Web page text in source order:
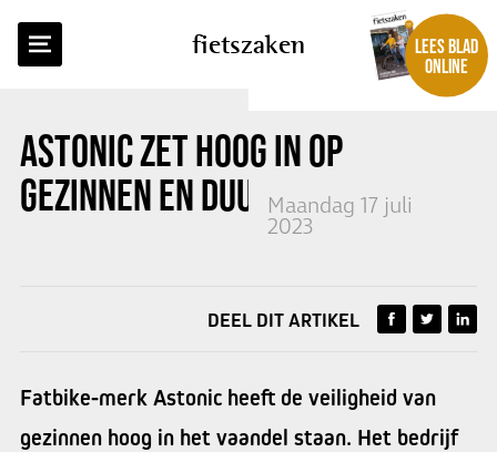
fietszaken
LEES BLAD
ONLINE
ASTONIC ZET HOOG IN OP
GEZINNEN EN DUURZAAMHEID
Maandag 17 juli
2023
TERUG NAAR OVERZICHT
DEEL DIT ARTIKEL
Fatbike-merk Astonic heeft de veiligheid van
gezinnen hoog in het vaandel staan. Het bedrijf